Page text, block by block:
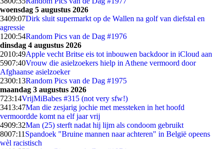
woensdag 5 augustus 2026
3409:07Dirk sluit supermarkt op de Wallen na golf van diefstal en
agressie
1200:54Random Pics van de Dag #1976
dinsdag 4 augustus 2026
2010:49Apple vecht Britse eis tot inbouwen backdoor in iCloud aan
5907:40Vrouw die asielzoekers hielp in Athene vermoord door
Afghaanse asielzoeker
2300:13Random Pics van de Dag #1975
maandag 3 augustus 2026
723:14VrijMiBabes #315 (not very sfw!)
3413:47Man die zesjarig jochie met messteken in het hoofd
vermoordde komt na elf jaar vrij
4909:32Man (25) sterft nadat hij lijm als condoom gebruikt
8007:11 Spandoek "Bruine mannen naar achteren" in België opeens
wèl racistisch